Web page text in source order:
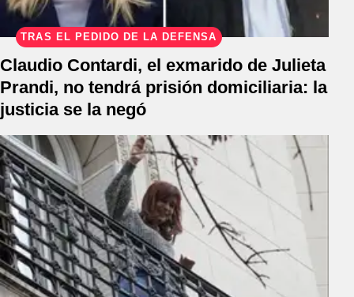
TRAS EL PEDIDO DE LA DEFENSA
Claudio Contardi, el exmarido de Julieta
Prandi, no tendrá prisión domiciliaria: la
justicia se la negó